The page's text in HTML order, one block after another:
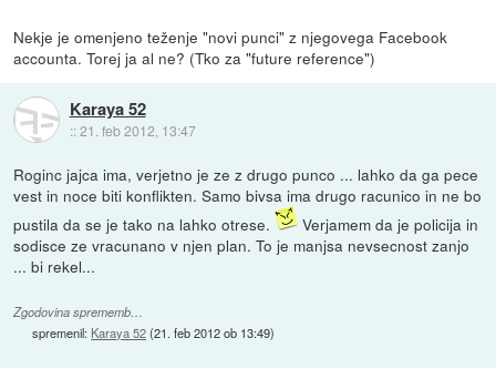
Nekje je omenjeno teženje "novi punci" z njegovega Facebook
accounta. Torej ja al ne? (Tko za "future reference")
Karaya 52
::21. feb 2012, 13:47
Roginc jajca ima, verjetno je ze z drugo punco ... lahko da ga pece
vest in noce biti konflikten. Samo bivsa ima drugo racunico in ne bo
pustila da se je tako na lahko otrese.
Verjamem da je policija in
sodisce ze vracunano v njen plan. To je manjsa nevsecnost zanjo
... bi rekel...
Zgodovina sprememb…
spremenil: Karaya 52(21. feb 2012 ob 13:49)